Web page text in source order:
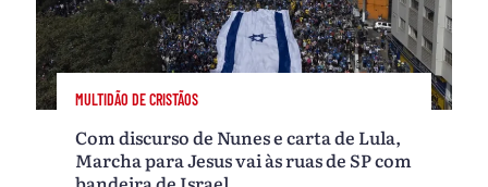
MULTIDÃO DE CRISTÃOS
Com discurso de Nunes e carta de Lula,
Marcha para Jesus vai às ruas de SP com